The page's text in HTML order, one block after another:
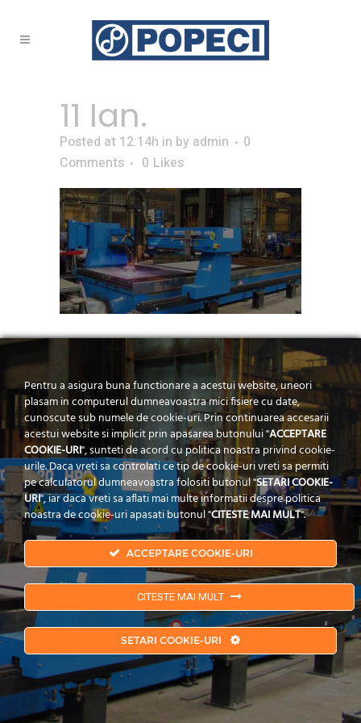
11 Ian.
Posted at 12:14h in by admin
0
Comments
0 Likes
Copyrights © 2019 POPECI.Politica de Confidentialitate Termeni si Conditii|
Politica Cookies| Branding byPion Media
Copyrights © 2019 POPECI.
Privacy Policy|Terms & Conditions
Cookies
Policy| Branding byPion Media
Pentru a asigura buna functionare a acestui website, uneori
plasam in computerul dumneavoastra mici fisiere cu date,
cunoscute sub numele de cookie-uri. Prin continuarea accesarii
acestui website si implicit prin apasarea butonului "ACCEPTARE
COOKIE-URI", sunteti de acord cu politica noastra privind cookie-
urile. Daca vreti sa controlati ce tip de cookie-uri vreti sa permiti
pe calculatorul dumneavoastra folositi butonul "SETARI COOKIE-
URI", iar daca vreti sa aflati mai multe informatii despre politica
noastra de cookie-uri apasati butonul "CITESTE MAI MULT".
ACCEPTARE COOKIE-URI
CITESTE MAI MULT
SETARI COOKIE-URI